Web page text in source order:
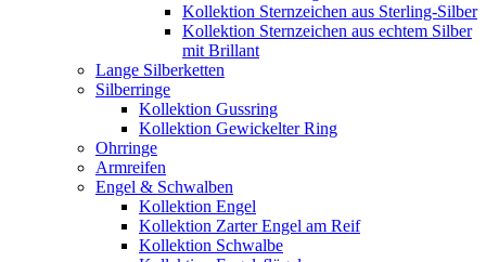
Kollektion Sternzeichen aus Sterling-Silber
Kollektion Sternzeichen aus echtem Silber
mit Brillant
Lange Silberketten
Silberringe
Kollektion Gussring
Kollektion Gewickelter Ring
Ohrringe
Armreifen
Engel & Schwalben
Kollektion Engel
Kollektion Zarter Engel am Reif
Kollektion Schwalbe